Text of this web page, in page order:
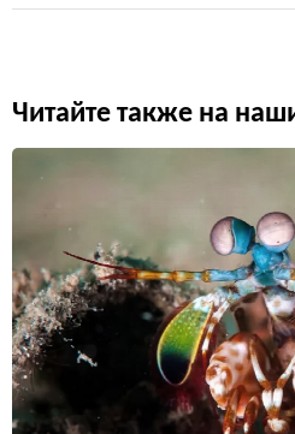
Читайте также на